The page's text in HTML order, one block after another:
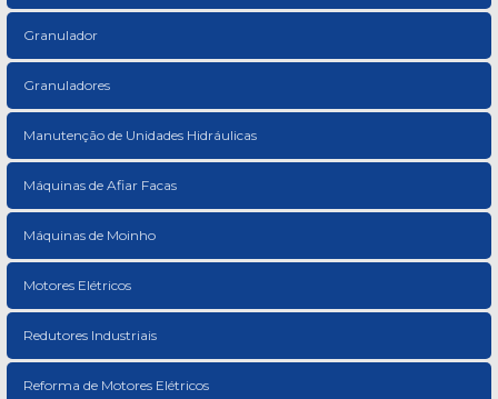
Granulador
Granuladores
Manutenção de Unidades Hidráulicas
Máquinas de Afiar Facas
Máquinas de Moinho
Motores Elétricos
Redutores Industriais
Reforma de Motores Elétricos